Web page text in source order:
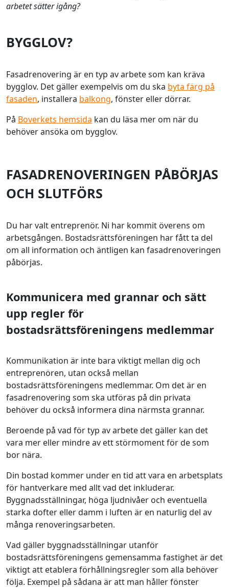
arbetet sätter igång?
BYGGLOV?
Fasadrenovering är en typ av arbete som kan kräva
bygglov. Det gäller exempelvis om du ska byta färg på
fasaden, installera balkong, fönster eller dörrar.
På Boverkets hemsida kan du läsa mer om när du
behöver ansöka om bygglov.
FASADRENOVERINGEN PÅBÖRJAS
OCH SLUTFÖRS
Du har valt entreprenör. Ni har kommit överens om
arbetsgången. Bostadsrättsföreningen har fått ta del
om all information och äntligen kan fasadrenoveringen
påbörjas.
Kommunicera med grannar och sätt
upp regler för
bostadsrättsföreningens medlemmar
Kommunikation är inte bara viktigt mellan dig och
entreprenören, utan också mellan
bostadsrättsföreningens medlemmar. Om det är en
fasadrenovering som ska utföras på din privata
behöver du också informera dina närmsta grannar.
Beroende på vad för typ av arbete det gäller kan det
vara mer eller mindre av ett störmoment för de som
bor nära.
Din bostad kommer under en tid att vara en arbetsplats
för hantverkare med allt vad det inkluderar.
Byggnadsställningar, höga ljudnivåer och eventuella
starka dofter eller damm i luften är en naturlig del av
många renoveringsarbeten.
Vad gäller byggnadsställningar utanför
bostadsrättsföreningens gemensamma fastighet är det
viktigt att etablera förhållningsregler som alla behöver
följa. Exempel på sådana är att man håller fönster